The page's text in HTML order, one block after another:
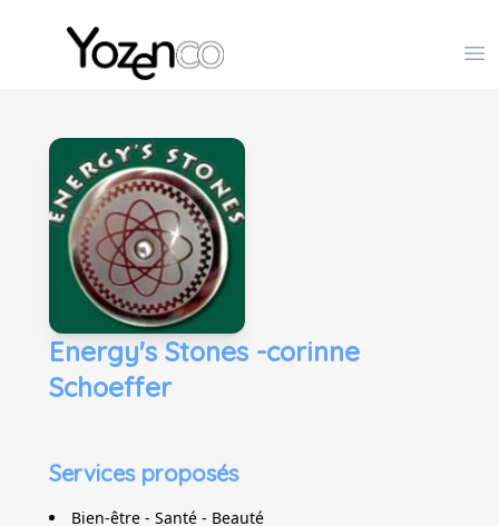
Yozenco - Organisateur de Salons, Evénements et
Energy's Stones -corinne
Schoeffer
Services proposés
Bien-être - Santé - Beauté